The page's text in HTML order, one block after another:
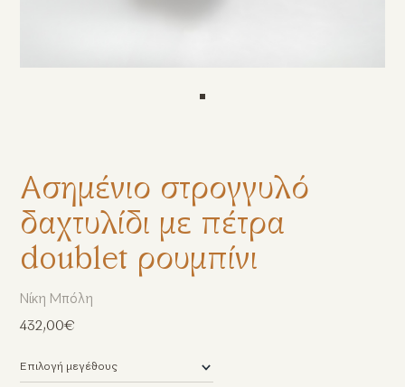
Νίκη Μπόλη
432,00€
Ασημένιο στρογγυλό
δαχτυλίδι με πέτρα
doublet ρουμπίνι